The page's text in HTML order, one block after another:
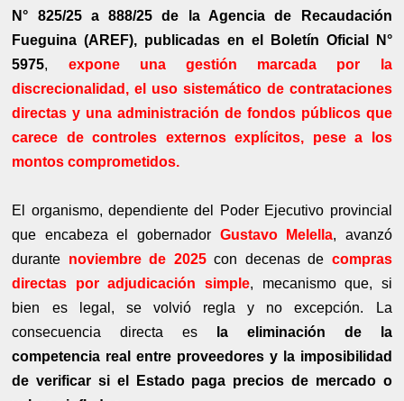
N° 825/25 a 888/25 de la Agencia de Recaudación
Fueguina (AREF), publicadas en el Boletín Oficial N°
5975, expone una gestión marcada por la
discrecionalidad, el uso sistemático de contrataciones
directas y una administración de fondos públicos que
carece de controles externos explícitos, pese a los
montos comprometidos.
El organismo, dependiente del Poder Ejecutivo provincial
que encabeza el gobernador Gustavo Melella, avanzó
durante noviembre de 2025con decenas de compras
directas por adjudicación simple, mecanismo que, si
bien es legal, se volvió regla y no excepción. La
consecuencia directa es
la eliminación de la
competencia real entre proveedores y la imposibilidad
de verificar si el Estado paga precios de mercado o